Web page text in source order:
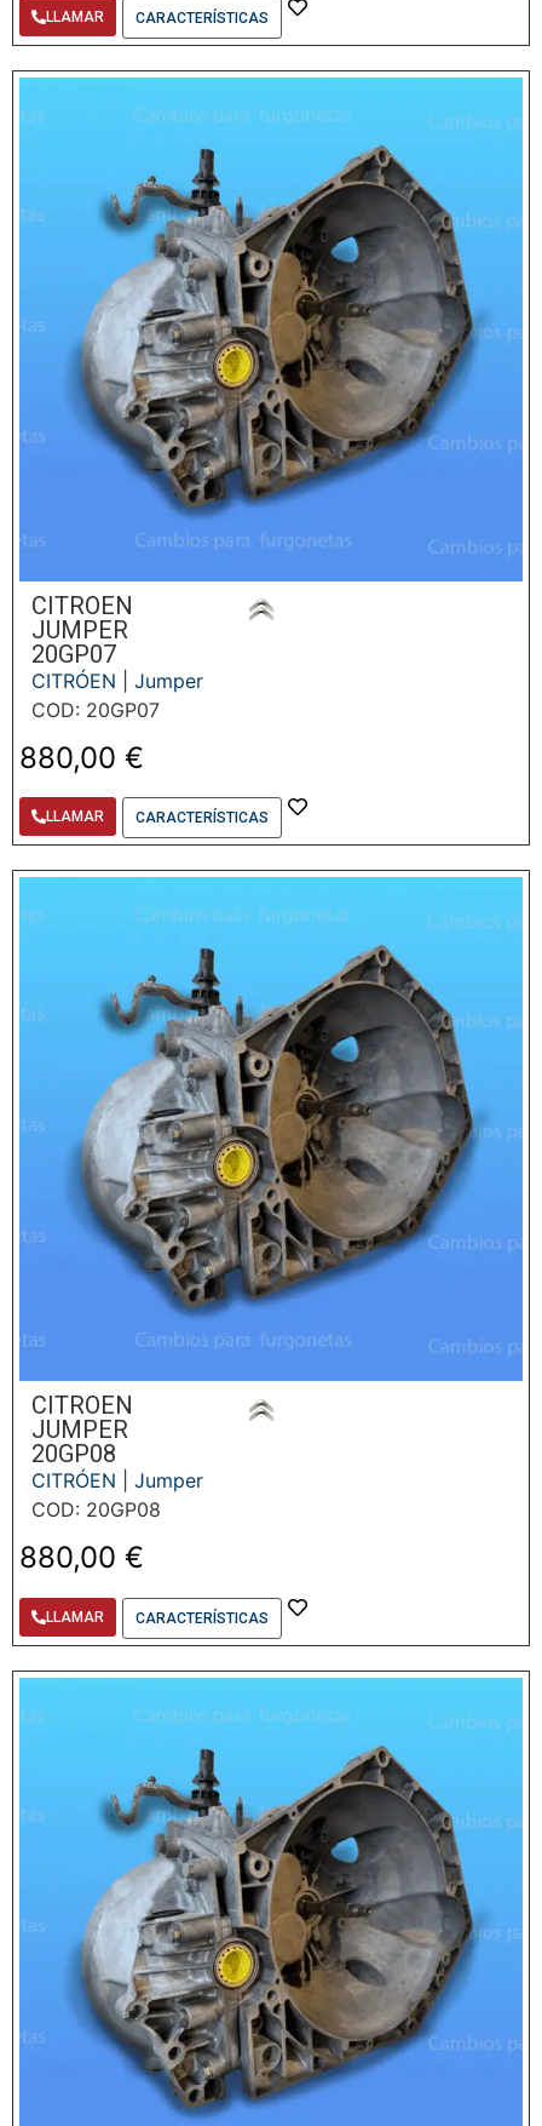
LLAMAR CARACTERÍSTICAS
CITROEN
JUMPER
20GP07
CITRÓEN
Jumper
COD: 20GP07
880,00 €
LLAMAR CARACTERÍSTICAS
CITROEN
JUMPER
20GP08
CITRÓEN
Jumper
COD: 20GP08
880,00 €
LLAMAR CARACTERÍSTICAS